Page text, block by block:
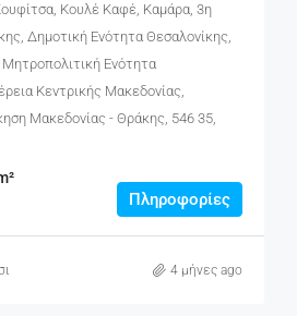
Κουλέ Καφέ, Καμάρα, 3η
Δημοτική Ενότητα Θεσαλονίκης,
Ενότητα
Κεντρικής Μακεδονίας,
Μακεδονίας - Θράκης, 546 35,
Πληροφορίες
4 μήνες ago